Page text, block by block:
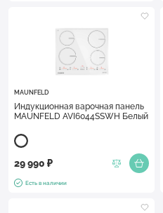
MAUNFELD
Индукционная варочная панель
MAUNFELD AVI6044SSWH Белый
29 990 ₽
Есть в наличии